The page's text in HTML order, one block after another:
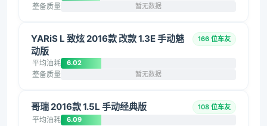
整备质量 暂无数据
YARiS L 致炫 2016款 改款 1.3E 手动魅
动版
166 位车友
平均油耗 6.02
整备质量 暂无数据
哥瑞 2016款 1.5L 手动经典版 108 位车友
平均油耗 6.09